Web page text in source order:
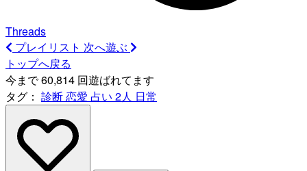
Threads
プレイリスト 次へ遊ぶ
トップへ戻る
今まで 60,814 回遊ばれてます
タグ： 診断恋愛 占い 2人 日常